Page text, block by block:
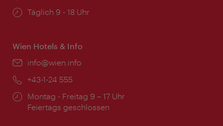
Öffnungszeiten:
Täglich 9 - 18 Uhr
Wien Hotels & Info
Email:
info@wien.info
Telefon:
+43-1-24 555
Öffnungszeiten:
Montag - Freitag 9 – 17 Uhr
Feiertags geschlossen